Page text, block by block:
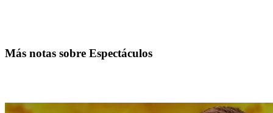
Más notas sobre Espectáculos